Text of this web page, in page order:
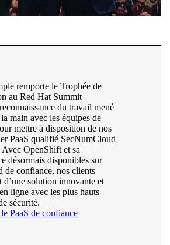
remporte le Trophée de
au Red Hat Summit
du travail mené
main avec les équipes de
mettre à disposition de nos
PaaS qualifié SecNumCloud
Avec OpenShift et sa
désormais disponibles sur
de confiance, nos clients
d’une solution innovante et
ligne avec les plus hauts
sécurité.
PaaS de confiance